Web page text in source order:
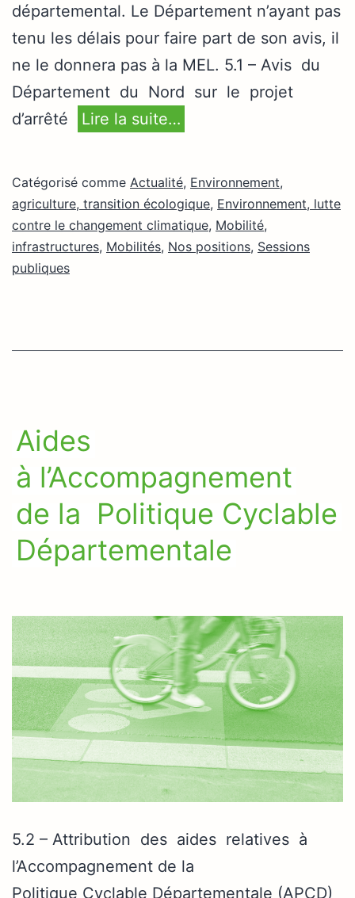
départemental. Le Département n’ayant pas
tenu les délais pour faire part de son avis, il
ne le donnera pas à la MEL. 5.1 – Avis du
Département du Nord sur le projet
d’arrêté
Lire la suite…
Catégorisé comme Actualité, Environnement,
agriculture, transition écologique, Environnement, lutte
contre le changement climatique, Mobilité,
infrastructures, Mobilités, Nos positions, Sessions
publiques
Aides
à l’Accompagnement
de la Politique Cyclable
Départementale
5.2 – Attribution des aides relatives à
l’Accompagnement de la
Politique Cyclable Départementale (APCD)